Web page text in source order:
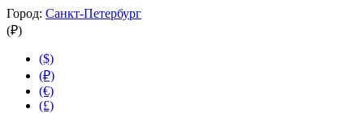
Город: Санкт-Петербург
(₽)
($)
(₽)
(€)
(£)